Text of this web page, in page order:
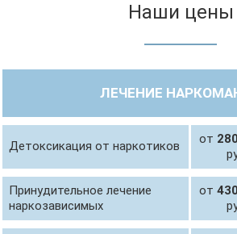
Наши цены
ЛЕЧЕНИЕ
Детоксикация от наркотиков от
Принудительное лечение
наркозависимых
от